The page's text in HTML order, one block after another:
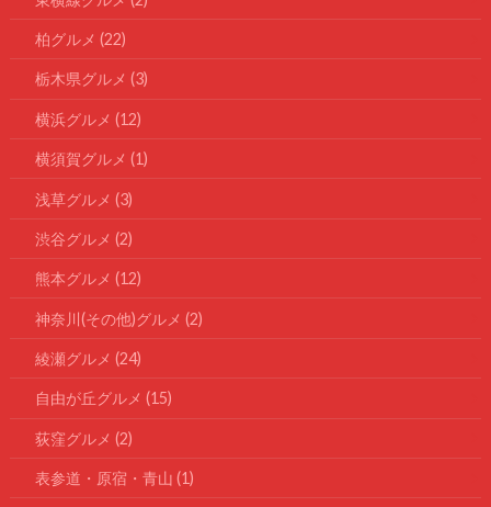
柏グルメ (22)
栃木県グルメ (3)
横浜グルメ (12)
横須賀グルメ (1)
浅草グルメ (3)
渋谷グルメ (2)
熊本グルメ (12)
神奈川(その他)グルメ (2)
綾瀬グルメ (24)
自由が丘グルメ (15)
荻窪グルメ (2)
表参道・原宿・青山 (1)